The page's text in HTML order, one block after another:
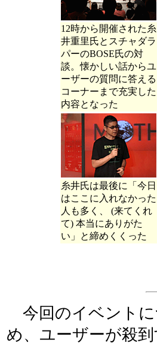
12時から開催された糸
井重里氏とスチャダラ
パーのBOSE氏の対
談。懐かしい話からユ
ーザーの質問に答える
コーナーまで充実した
内容となった
糸井氏は最後に「今日
はここに入れなかった
人も多く、 (来てくれ
て) 本当にありがた
い」と締めくくった
今回のイベント
め、ユーザーが殺